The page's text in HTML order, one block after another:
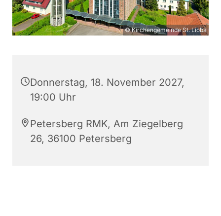
© Kirchengemeinde St. Lioba
Donnerstag, 18. November 2027,
19:00 Uhr
Petersberg RMK, Am Ziegelberg
26, 36100 Petersberg